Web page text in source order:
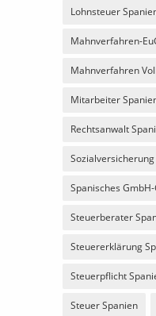
Lohnsteuer
Mahnverfahren-
Mahnverfahren
Mitarbeiter
Rechtsanwalt
Spanisches
Steuerberater
Steuererklärung
Steuerpflicht
Steuer Spanien